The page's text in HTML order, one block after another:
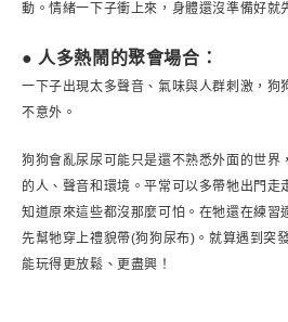
動。情緒一下子衝上來，身體還沒準備好就
● 人多熱鬧的聚會場合：
一下子出現太多聲音、氣味與人群刺激，狗
不意外。
狗狗會亂尿尿可能只是還不熟悉外面的世界
的人、聲音和環境。平常可以多帶牠出門走
知道原來這些都沒那麼可怕。在牠還在練習
先幫牠穿上禮貌帶(狗狗尿布)。就算遇到突
能玩得更放鬆、更盡興！